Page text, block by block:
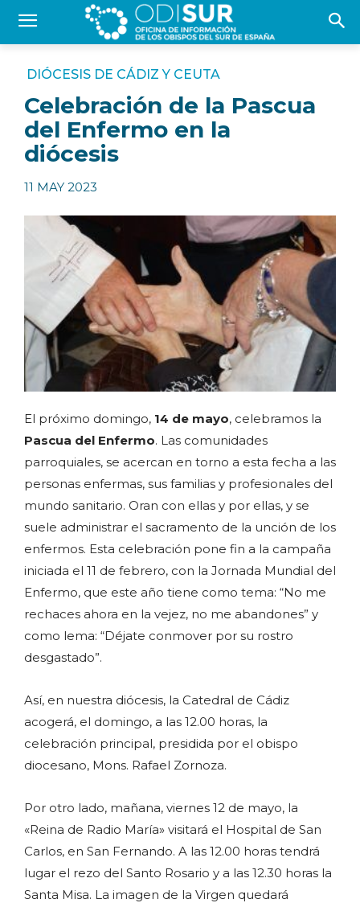
DIÓCESIS DE CÁDIZ Y CEUTA
Celebración de la Pascua
del Enfermo en la
diócesis
11 MAY 2023
El próximo domingo, 14 de mayo, celebramos la
Pascua del Enfermo. Las comunidades
parroquiales, se acercan en torno a esta fecha a las
personas enfermas, sus familias y profesionales del
mundo sanitario. Oran con ellas y por ellas, y se
suele administrar el sacramento de la unción de los
enfermos. Esta celebración pone fin a la campaña
iniciada el 11 de febrero, con la Jornada Mundial del
Enfermo, que este año tiene como tema: “No me
rechaces ahora en la vejez, no me abandones” y
como lema: “Déjate conmover por su rostro
desgastado”.
Así, en nuestra diócesis, la Catedral de Cádiz
acogerá, el domingo, a las 12.00 horas, la
celebración principal, presidida por el obispo
diocesano, Mons. Rafael Zornoza.
Por otro lado, mañana, viernes 12 de mayo, la
«Reina de Radio María» visitará el Hospital de San
Carlos, en San Fernando. A las 12.00 horas tendrá
lugar el rezo del Santo Rosario y a las 12.30 horas la
Santa Misa. La imagen de la Virgen quedará